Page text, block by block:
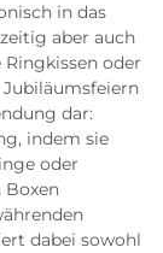
in das
aber auch
oder
dar:
indem sie
oder
Boxen
dabei sowohl